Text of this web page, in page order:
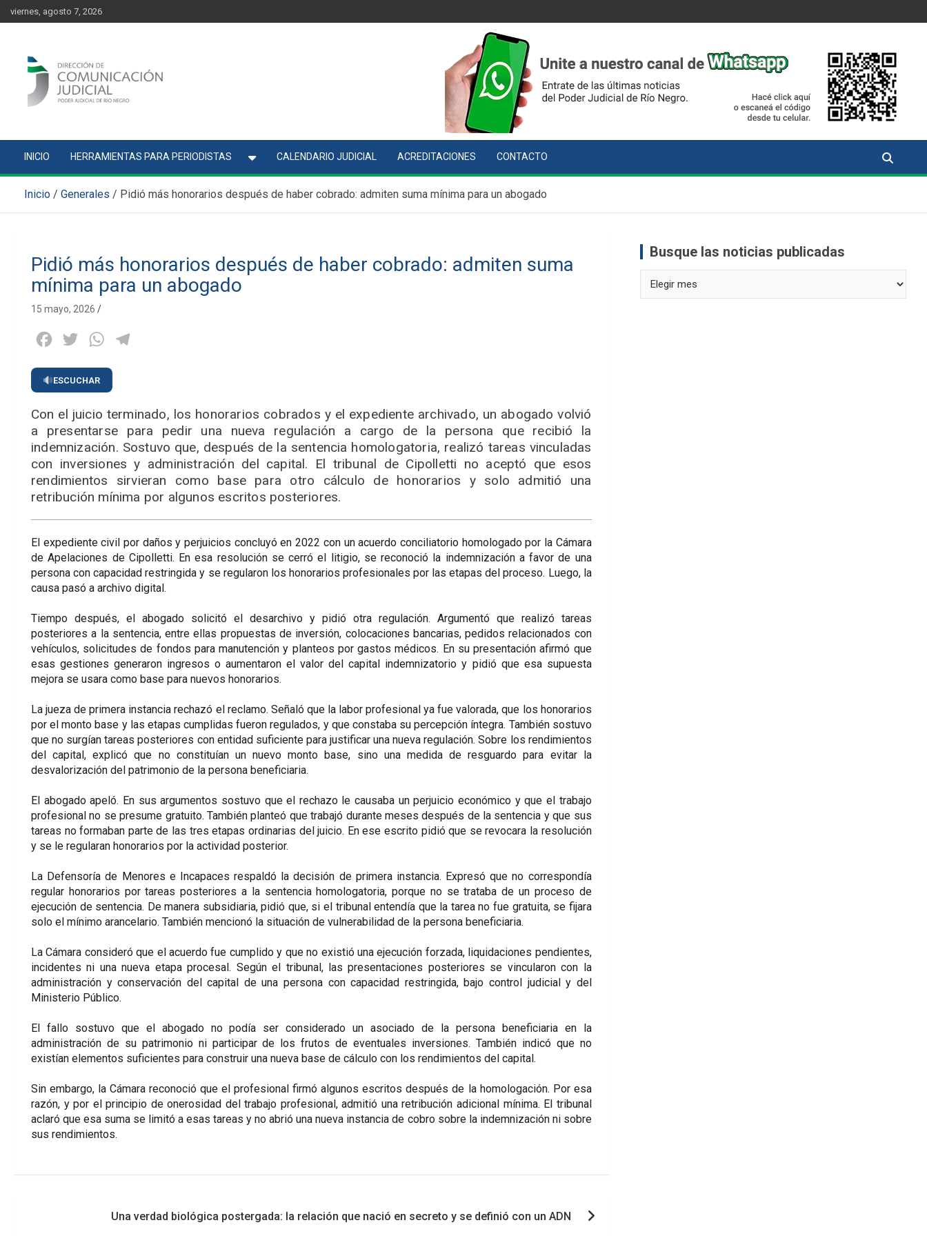
content
Skip
to
viernes, agosto 7, 2026
INICIO HERRAMIENTAS PARA PERIODISTAS CALENDARIO JUDICIAL ACREDITACIONES CONTACTO
Inicio Generales Pidió más honorarios después de haber cobrado: admiten suma mínima para un abogado
Pidió más honorarios después de haber cobrado: admiten suma
mínima para un abogado
15 mayo, 2026
Facebook
Twitter WhatsApp
ESCUCHAR
Con el juicio terminado, los honorarios cobrados y el expediente archivado, un abogado volvió
a presentarse para pedir una nueva regulación a cargo de la persona que recibió la
indemnización. Sostuvo que, después de la sentencia homologatoria, realizó tareas vinculadas
con inversiones y administración del capital. El tribunal de Cipolletti no aceptó que esos
rendimientos sirvieran como base para otro cálculo de honorarios y solo admitió una
retribución mínima por algunos escritos posteriores.
El expediente civil por daños y perjuicios concluyó en 2022 con un acuerdo conciliatorio homologado por la Cámara
de Apelaciones de Cipolletti. En esa resolución se cerró el litigio, se reconoció la indemnización a favor de una
persona con capacidad restringida y se regularon los honorarios profesionales por las etapas del proceso. Luego, la
causa pasó a archivo digital.
Tiempo después, el abogado solicitó el desarchivo y pidió otra regulación. Argumentó que realizó tareas
posteriores a la sentencia, entre ellas propuestas de inversión, colocaciones bancarias, pedidos relacionados con
vehículos, solicitudes de fondos para manutención y planteos por gastos médicos. En su presentación afirmó que
esas gestiones generaron ingresos o aumentaron el valor del capital indemnizatorio y pidió que esa supuesta
mejora se usara como base para nuevos honorarios.
La jueza de primera instancia rechazó el reclamo. Señaló que la labor profesional ya fue valorada, que los honorarios
por el monto base y las etapas cumplidas fueron regulados, y que constaba su percepción íntegra. También sostuvo
que no surgían tareas posteriores con entidad suficiente para justificar una nueva regulación. Sobre los rendimientos
del capital, explicó que no constituían un nuevo monto base, sino una medida de resguardo para evitar la
desvalorización del patrimonio de la persona beneficiaria.
El abogado apeló. En sus argumentos sostuvo que el rechazo le causaba un perjuicio económico y que el trabajo
profesional no se presume gratuito. También planteó que trabajó durante meses después de la sentencia y que sus
tareas no formaban parte de las tres etapas ordinarias del juicio. En ese escrito pidió que se revocara la resolución
y se le regularan honorarios por la actividad posterior.
La Defensoría de Menores e Incapaces respaldó la decisión de primera instancia. Expresó que no correspondía
regular honorarios por tareas posteriores a la sentencia homologatoria, porque no se trataba de un proceso de
ejecución de sentencia. De manera subsidiaria, pidió que, si el tribunal entendía que la tarea no fue gratuita, se fijara
solo el mínimo arancelario. También mencionó la situación de vulnerabilidad de la persona beneficiaria.
La Cámara consideró que el acuerdo fue cumplido y que no existió una ejecución forzada, liquidaciones pendientes,
incidentes ni una nueva etapa procesal. Según el tribunal, las presentaciones posteriores se vincularon con la
administración y conservación del capital de una persona con capacidad restringida, bajo control judicial y del
Ministerio Público.
El fallo sostuvo que el abogado no podía ser considerado un asociado de la persona beneficiaria en la
administración de su patrimonio ni participar de los frutos de eventuales inversiones. También indicó que no
existían elementos suficientes para construir una nueva base de cálculo con los rendimientos del capital.
Sin embargo, la Cámara reconoció que el profesional firmó algunos escritos después de la homologación. Por esa
razón, y por el principio de onerosidad del trabajo profesional, admitió una retribución adicional mínima. El tribunal
aclaró que esa suma se limitó a esas tareas y no abrió una nueva instancia de cobro sobre la indemnización ni sobre
sus rendimientos.
NavegaciónUna verdad biológica postergada: la relación que nació en secreto y se definió con un ADN
Busque las noticias publicadas
las